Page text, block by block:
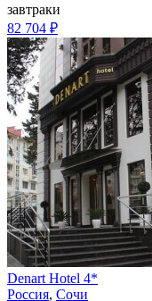
завтраки
82 704 ₽
Denart Hotel 4*
Россия, Сочи